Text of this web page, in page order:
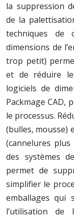
la suppression
de la
techniques de
dimensions de
trop petit)
et de réduire
logiciels de
Packmage CAD,
le processus.
(bulles, mousse)
(cannelures plus
des systèmes
permet de
simplifier le
emballages qui
l’utilisation de